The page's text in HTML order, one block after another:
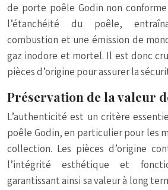
de porte poêle Godin non
l’étanchéité du poêle,
combustion et une émission de
gaz inodore et mortel. Il est donc
pièces d’origine pour assurer la
Préservation de la valeur
L’authenticité est un critère
poêle Godin, en particulier pour les
collection. Les pièces d’origine
l’intégrité esthétique et
garantissant ainsi sa valeur à long